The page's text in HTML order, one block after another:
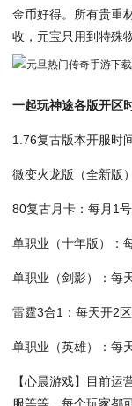
金币好得。所有贵重
收，元宝只用到特殊
一起玩神途各版开区
1.76复古版本开服时
微变火龙版（全新版
80复古月卡：每月1
单职业（十年版）：
单职业（剑影）：每
雷霆3合1：每天开2
单职业（英雄）：每
【心晨游戏】目前